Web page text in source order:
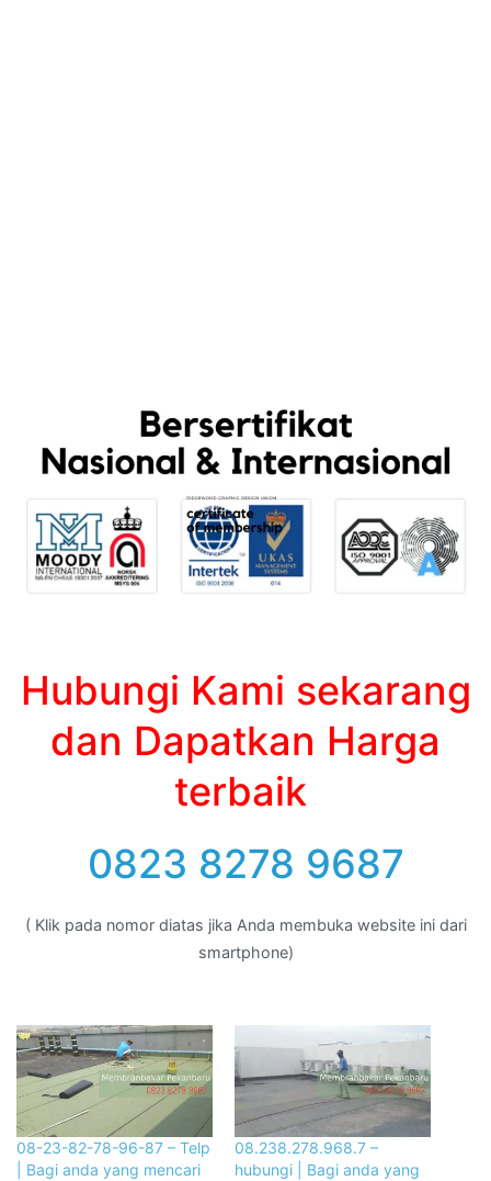
Hubungi Kami sekarang
dan Dapatkan Harga
terbaik
0823 8278 9687
( Klik pada nomor diatas jika Anda membuka website ini dari
smartphone)
08-23-82-78-96-87 – Telp
| Bagi anda yang mencari
08.238.278.968.7 –
hubungi | Bagi anda yang